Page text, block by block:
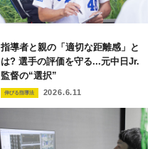
指導者と親の「適切な距離感」と
は? 選手の評価を守る...元中日Jr.
監督の“選択”
伸びる指導法 2026.6.11